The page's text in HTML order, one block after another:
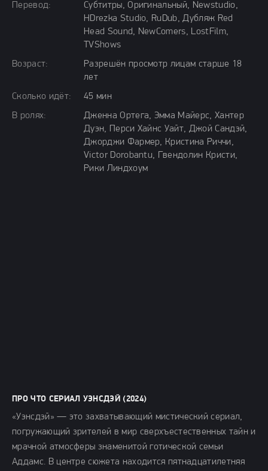
Перевод:
Субтитры, Оригинальный, Newstudio,
HDrezka Studio, RuDub, Дубляж Red
Head Sound, NewComers, LostFilm,
TVShows
Возраст:
Разрешён просмотр лицам старше 18
лет
Сколько идёт:
45 мин
В ролях:
Дженна Ортега, Эмма Майерс, Хантер
Дуэн, Перси Хайнс Уайт, Джой Сандэй,
Джорджи Фармер, Кристина Риччи,
Victor Dorobantu, Гвендолин Кристи,
Рики Линдхоум
ПРО ЧТО СЕРИАЛ УЭНСДЭЙ (2024)
«Уэнсдэй» — это захватывающий мистический сериал,
погружающий зрителей в мир сверхъестественных тайн и
мрачной атмосферы знаменитой готической семьи
Аддамс. В центре сюжета находится пятнадцатилетняя